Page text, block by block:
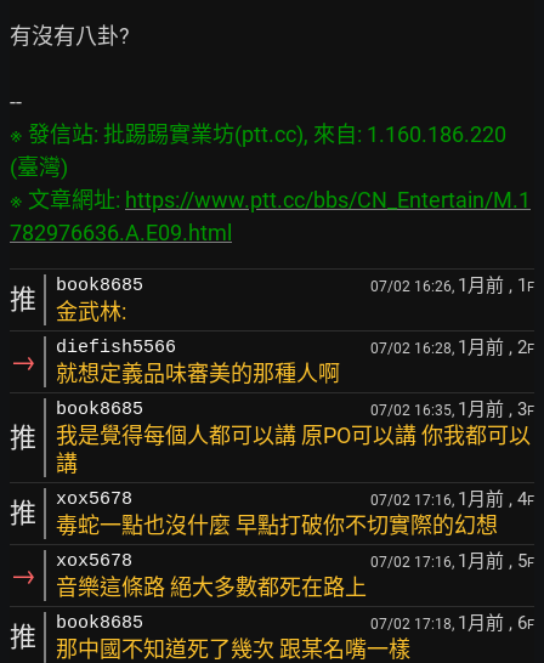
有沒有八卦?
※ 發信站: 批踢踢實業坊(ptt.cc), 來自: 1.160.186.220
(臺灣)
※ 文章網址: https://www.ptt.cc/bbs/CN_Entertain/M.1
782976636.A.E09.html
推 book8685 07/02 16:26, 1月前 , 1 F
金武林:
→ diefish5566 07/02 16:28, 1月前 , 2F
就想定義品味審美的那種人啊
推
book8685 07/02 16:35, 1月前 , 3F
我是覺得每個人都可以講 原PO可以講 你我都可以
講
推 xox5678 07/02 17:16, 1月前 , 4F
毒蛇一點也沒什麼 早點打破你不切實際的幻想
→ xox5678 07/02 17:16, 1月前 , 5F
音樂這條路 絕大多數都死在路上
推 book8685 07/02 17:18, 1月前 , 6F
那中國不知道死了幾次 跟某名嘴一樣